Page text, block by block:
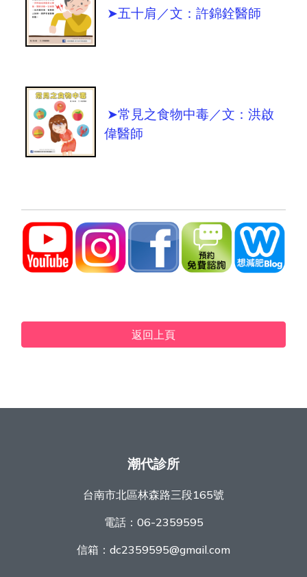
➤五十肩／文：許錦銓醫師
➤常見之食物中毒／文：洪啟
偉醫師
返回上頁
潮代診所
台南市北區林森路三段165號
電話： 06-2359595
信箱： dc2359595@gmail.com